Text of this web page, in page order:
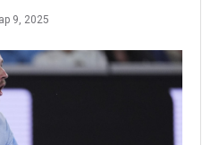
9, 2025